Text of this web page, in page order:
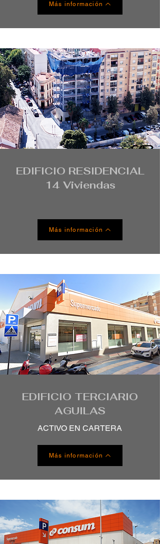
Más información
EDIFICIO RESIDENCIAL
14 Viviendas
Más información
EDIFICIO TERCIARIO
AGUILAS
ACTIVO EN CARTERA
Más información